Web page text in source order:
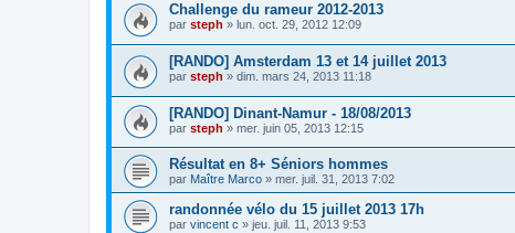
Challenge du rameur 2012-2013
par steph » lun. oct. 29, 2012 12:09
[RANDO] Amsterdam 13 et 14 juillet 2013
par steph » dim. mars 24, 2013 11:18
[RANDO] Dinant-Namur - 18/08/2013
par steph » mer. juin 05, 2013 12:15
Résultat en 8+ Séniors hommes
par Maître Marco » mer. juil. 31, 2013 7:02
randonnée vélo du 15 juillet 2013 17h
par vincent c » jeu. juil. 11, 2013 9:53